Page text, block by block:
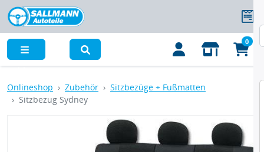
0
Onlineshop Zubehör
Sitzbezüge + Fußmatten
Sitzbezug Sydney